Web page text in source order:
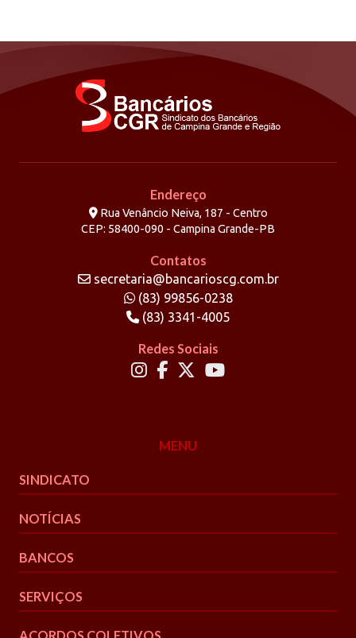
Endereço
Rua Venâncio Neiva, 187 - Centro
CEP: 58400-090 - Campina Grande-PB
Contatos
secretaria@bancarioscg.com.br
(83) 99856-0238
(83) 3341-4005
Redes Sociais
MENU
SINDICATO
NOTÍCIAS
BANCOS
SERVIÇOS